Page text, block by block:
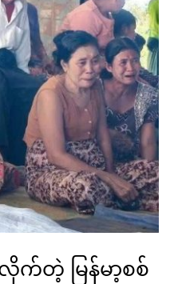
တဲ့ မြန်မာ့စစ်